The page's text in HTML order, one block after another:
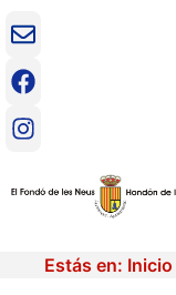
Vés
contingut
Estás en: Inicio